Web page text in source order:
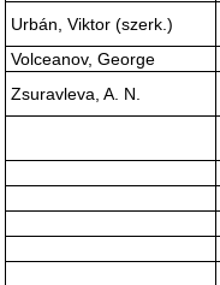
Urbán, Viktor (szerk.)
Volceanov, George
Zsuravleva, A. N.